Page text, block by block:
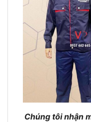
Chúng tôi nhận